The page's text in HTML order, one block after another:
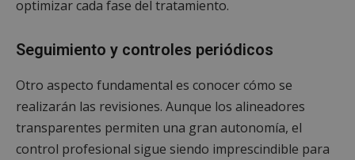
optimizar cada fase del tratamiento.
Seguimiento y controles periódicos
Otro aspecto fundamental es conocer cómo se
realizarán las revisiones. Aunque los alineadores
transparentes permiten una gran autonomía, el
control profesional sigue siendo imprescindible para
preferencias
funcionalidad
Cookies no clasificadas